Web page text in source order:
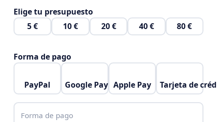
Elige tu presupuesto
5 €
10 € 20 € 40 € 80 €
Forma de pago
PayPal Google Pay Apple Pay Tarjeta de
Forma de pago